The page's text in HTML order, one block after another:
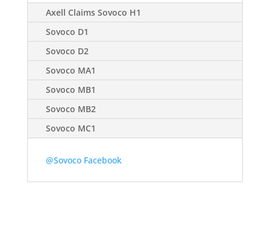
Axell Claims Sovoco H1
Sovoco D1
Sovoco D2
Sovoco MA1
Sovoco MB1
Sovoco MB2
Sovoco MC1
@Sovoco Facebook